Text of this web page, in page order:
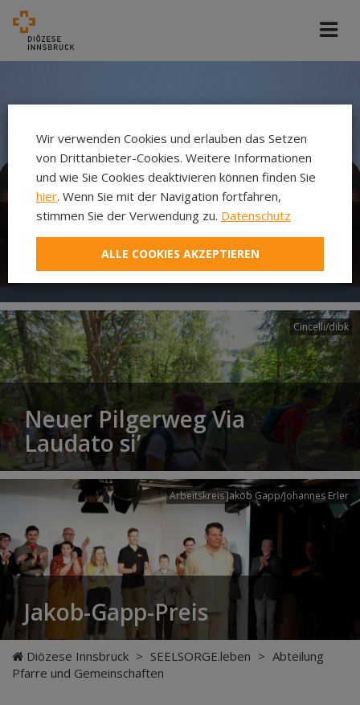
Abteilung Pfarre und
Gemeinschaften
Cincelli/dibk
Neuer Pilgerweg Via
Laudato si’
Arbeitskreis Jakob Gapp/Johannes Erler
Jakob-Gapp-Preis
Diözese Innsbruck > SEELSORGE.leben > Abteilung
Pfarre und Gemeinschaften
Wir verwenden Cookies und erlauben das Setzen
von Drittanbieter-Cookies. Weitere Informationen
und wie Sie Cookies deaktivieren können finden Sie
hier. Wenn Sie mit der Navigation fortfahren,
stimmen Sie der Verwendung zu. Datenschutz
ALLE COOKIES AKZEPTIEREN